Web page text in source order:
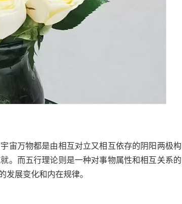
宙万物都是由相互对立又相互依存的阴阳两极构
。而五行理论则是一种对事物属性和相互关系的
展变化和内在规律。